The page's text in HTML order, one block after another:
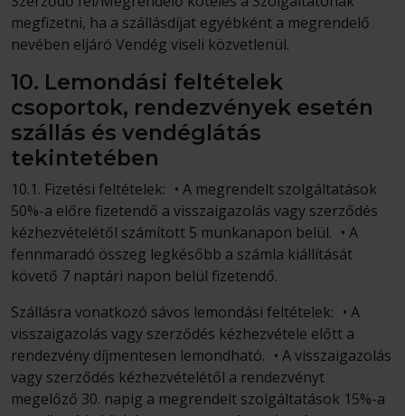
megfizetni, ha a szállásdíjat egyébként a megrendelő
nevében eljáró Vendég viseli közvetlenül.
10. Lemondási feltételek
csoportok, rendezvények esetén
szállás és vendéglátás
tekintetében
10.1. Fizetési feltételek: • A megrendelt szolgáltatások
50%-a előre fizetendő a visszaigazolás vagy szerződés
kézhezvételétől számított 5 munkanapon belül. • A
fennmaradó összeg legkésőbb a számla kiállítását
követő 7 naptári napon belül fizetendő.
Szállásra vonatkozó sávos lemondási feltételek: • A
visszaigazolás vagy szerződés kézhezvétele előtt a
rendezvény díjmentesen lemondható. • A visszaigazolás
vagy szerződés kézhezvételétől a rendezvényt
megelőző 30. napig a megrendelt szolgáltatások 15%-a